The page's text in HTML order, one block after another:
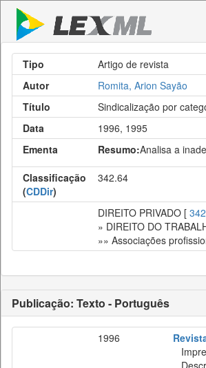
Tipo
Artigo de revista
Autor
Romita, Arion Sayão
Título
Sindicalização por
Data
1996, 1995
Ementa
Resumo:Analisa a
Classificação
(CDDir)
342.64
DIREITO PRIVADO [ 342
» DIREITO DO
»» Associações
Publicação: Texto - Português
1996